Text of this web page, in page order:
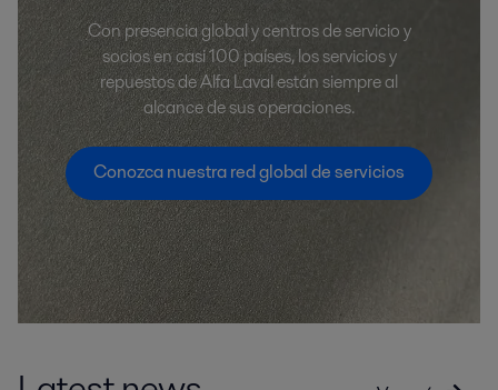
Con presencia global y centros de servicio y
socios en casi 100 países, los servicios y
repuestos de Alfa Laval están siempre al
alcance de sus operaciones.
Conozca nuestra red global de servicios